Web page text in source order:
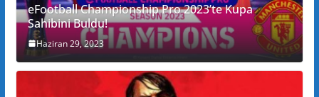
eFootball Championship Pro 2023’te Kupa
Sahibini Buldu!
Haziran 29, 2023